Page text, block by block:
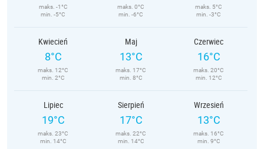
maks. -1°C
min. -5°C
maks. 0°C
min. -6°C
maks. 5°C
min. -3°C
Kwiecień
8°C
maks. 12°C
min. 2°C
Maj
13°C
maks. 17°C
min. 8°C
Czerwiec
16°C
maks. 20°C
min. 12°C
Lipiec
19°C
maks. 23°C
min. 14°C
Sierpień
17°C
maks. 22°C
min. 14°C
Wrzesień
13°C
maks. 16°C
min. 9°C